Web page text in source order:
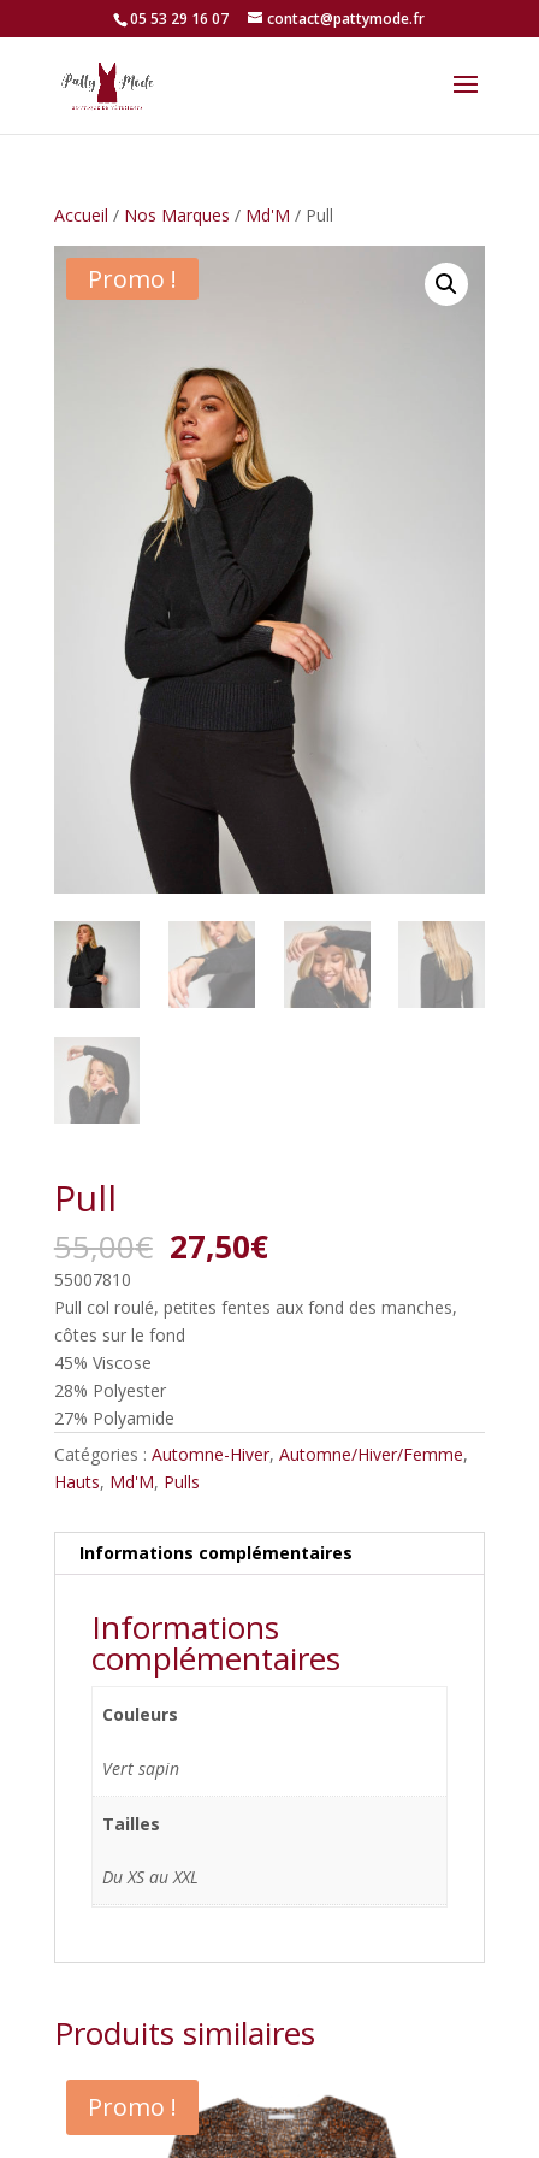
05 53 29 16 07 contact@pattymode.fr
Accueil / Nos Marques / Md'M / Pull
Promo !
Pull
55,00€ Le
prix
initial
était :
55,00€.
27,50€Le
prix
actuel
est :
55007810
Pull col roulé, petites fentes aux fond des manches,
côtes sur le fond
45% Viscose
28% Polyester
27% Polyamide
Catégories : Automne-Hiver, Automne/Hiver/Femme,
Hauts, Md'M, Pulls
Informations complémentaires
Informations
complémentaires
Couleurs
Vert sapin
Tailles
Du XS au XXL
Produits similaires
Promo !